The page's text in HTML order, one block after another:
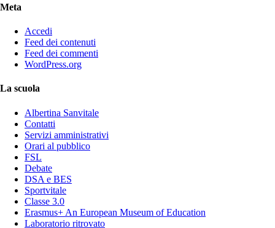
Meta
Accedi
Feed dei contenuti
Feed dei commenti
WordPress.org
La scuola
Albertina Sanvitale
Contatti
Servizi amministrativi
Orari al pubblico
FSL
Debate
DSA e BES
Sportvitale
Classe 3.0
Erasmus+ An European Museum of Education
Laboratorio ritrovato